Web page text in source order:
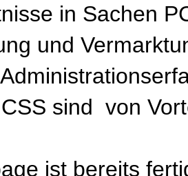
in Sachen
und
sind von
ist bereits